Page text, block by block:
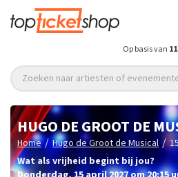
Op basis van
Zoeken naar artiesten of
HUGO DE GROOT DE
Home / Hugo de Groot de Musical /
Wat als vrijheid begint bij jou?